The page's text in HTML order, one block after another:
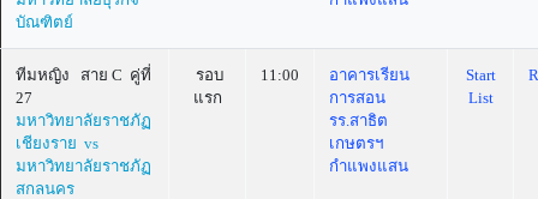
บัณฑิตย์
ทีมหญิง สาย C คู่ที่
27
มหาวิทยาลัยราชภัฏ
เชียงราย vs
มหาวิทยาลัยราชภัฏ
สกลนคร
รอบ
แรก
11:00
อาคารเรียน
การสอน
รร.สาธิต
เกษตรฯ
กำแพงแสน
Start
List